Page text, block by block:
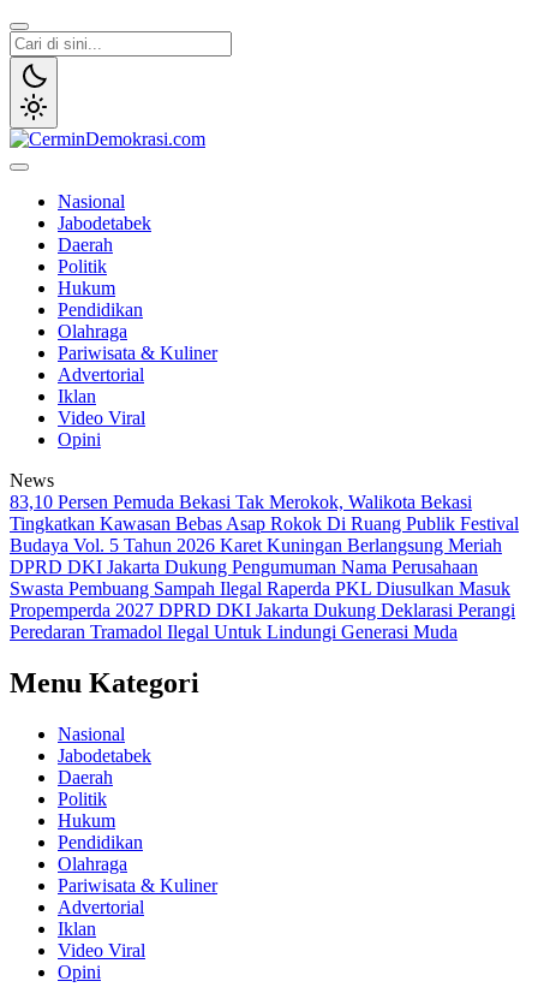
Lewati
ke
konten
Nasional
Jabodetabek
Daerah
Politik
Hukum
Pendidikan
Olahraga
Pariwisata & Kuliner
Advertorial
Iklan
Video Viral
Opini
News
83,10 Persen Pemuda Bekasi Tak Merokok, Walikota Bekasi
Tingkatkan Kawasan Bebas Asap Rokok Di Ruang Publik Festival
Budaya Vol. 5 Tahun 2026 Karet Kuningan Berlangsung Meriah
DPRD DKI Jakarta Dukung Pengumuman Nama Perusahaan
Swasta Pembuang Sampah Ilegal Raperda PKL Diusulkan Masuk
Propemperda 2027 DPRD DKI Jakarta Dukung Deklarasi Perangi
Peredaran Tramadol Ilegal Untuk Lindungi Generasi Muda
Menu Kategori
Nasional
Jabodetabek
Daerah
Politik
Hukum
Pendidikan
Olahraga
Pariwisata & Kuliner
Advertorial
Iklan
Video Viral
Opini